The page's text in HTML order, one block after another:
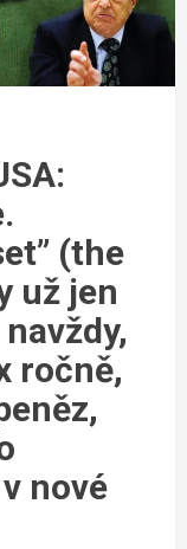
(the
už jen
ročně,
nové